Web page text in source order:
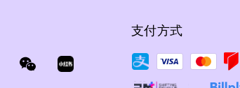
支付方式